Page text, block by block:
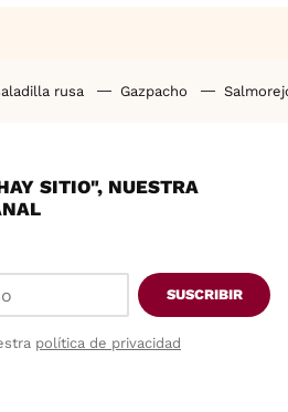
rusa Gazpacho
SITIO", NUESTRA
SUSCRIBIR
política de privacidad